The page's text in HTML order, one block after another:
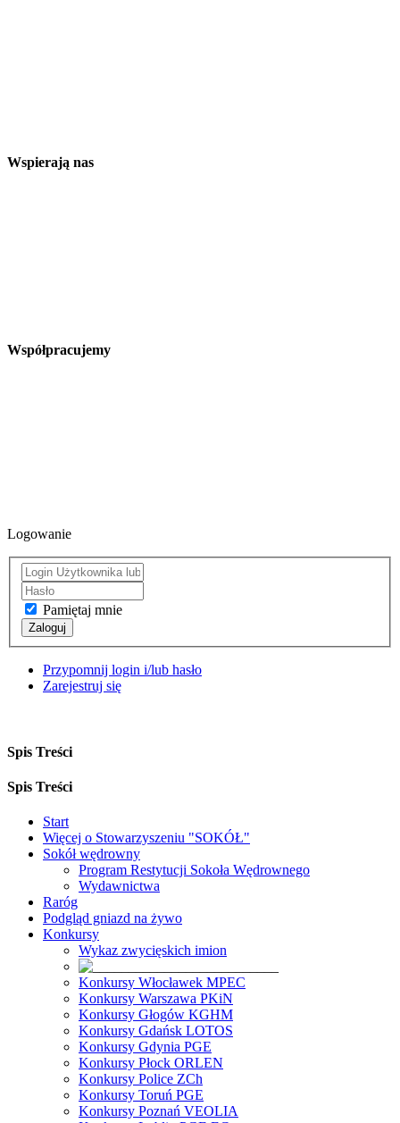
Wspierają nas
Współpracujemy
Logowanie
Pamiętaj mnie
Zaloguj
Przypomnij login i/lub hasło
Zarejestruj się
Spis Treści
Spis Treści
Start
Więcej o Stowarzyszeniu "SOKÓŁ"
Sokół wędrowny
Program Restytucji Sokoła Wędrownego
Wydawnictwa
Raróg
Podgląd gniazd na żywo
Konkursy
Wykaz zwycięskich imion
Konkursy Włocławek MPEC
Konkursy Warszawa PKiN
Konkursy Głogów KGHM
Konkursy Gdańsk LOTOS
Konkursy Gdynia PGE
Konkursy Płock ORLEN
Konkursy Police ZCh
Konkursy Toruń PGE
Konkursy Poznań VEOLIA